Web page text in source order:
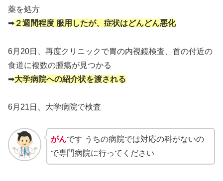
薬を処方
➡ ２週間程度 服用したが、症状はどんどん悪化
6月20日、再度クリニックで胃の内視鏡検査、首の付近の
食道に複数の腫瘍が見つかる
➡大学病院への紹介状を渡される
6月21日、大学病院で検査
がんです うちの病院では対応の科がないの
で専門病院に行ってください